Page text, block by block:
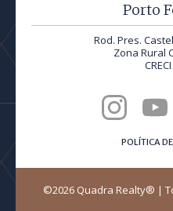
Porto
Rod. Pres.
Zona Rural
POLÍTICA
©2026 Quadra Realty® |